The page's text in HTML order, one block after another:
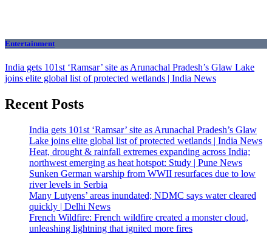
Entertainment
India gets 101st ‘Ramsar’ site as Arunachal Pradesh’s Glaw Lake
joins elite global list of protected wetlands | India News
Recent Posts
India gets 101st ‘Ramsar’ site as Arunachal Pradesh’s Glaw
Lake joins elite global list of protected wetlands | India News
Heat, drought & rainfall extremes expanding across India;
northwest emerging as heat hotspot: Study | Pune News
Sunken German warship from WWII resurfaces due to low
river levels in Serbia
Many Lutyens’ areas inundated; NDMC says water cleared
quickly | Delhi News
French Wildfire: French wildfire created a monster cloud,
unleashing lightning that ignited more fires